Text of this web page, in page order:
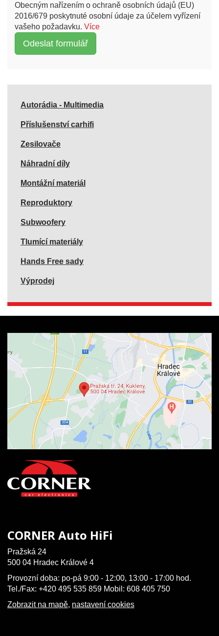
Obecným nařízením o ochraně osobních údajů (EU)
2016/679 poskytnuté osobní údaje za účelem vyřízení
vašeho požadavku. Více
Autorádia - Multimedia
Příslušenství carhifi
Zesilovače
Náhradní díly
Montážní materiál
Reproduktory
Subwoofery
Tlumící materiály
Hands Free sady
Výprodej
CORNER Auto HiFi
Pražská 24
500 04 Hradec Králové 4
Provozní doba: po-pá 9:00 - 12:00, 13:00 - 17:00 hod.
Tel./Fax: +420 495 535 859 Mobil: 608 405 750
Zobrazit na mapě, nastavení cookies